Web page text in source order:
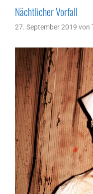
Nächtlicher Vorfall
27. September 2019 von